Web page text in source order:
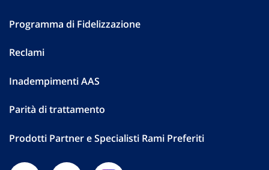
Programma di Fidelizzazione
Reclami
Inadempimenti AAS
Parità di trattamento
Prodotti Partner e Specialisti Rami Preferiti